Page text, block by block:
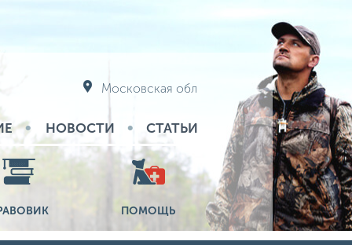
Московская обл
НОВОСТИ СТАТЬИ
ПОМОЩЬ